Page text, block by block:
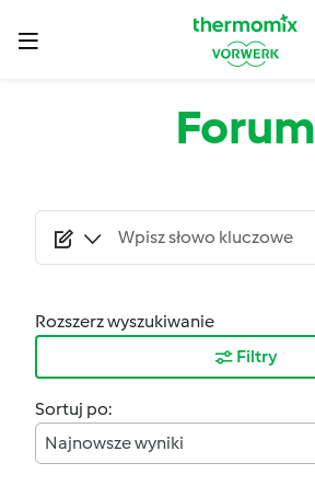
Forum
Rozszerz wyszukiwanie
Filtry
Sortuj po:
Najnowsze wyniki